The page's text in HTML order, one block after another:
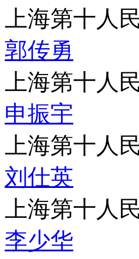
上海第十人
郭传勇
上海第十人
申振宇
上海第十人
刘仕英
上海第十人
李少华